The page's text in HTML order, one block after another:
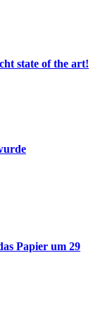
state of the art!
Papier um 29